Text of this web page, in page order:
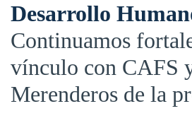
Desarrollo
Continuamos
vínculo con CAFS
Merenderos de la